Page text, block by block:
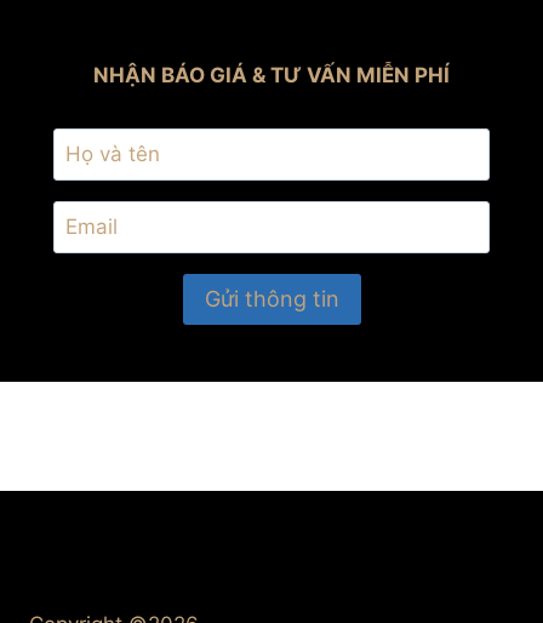
NHẬN BÁO GIÁ & TƯ VẤN MIỄN PHÍ